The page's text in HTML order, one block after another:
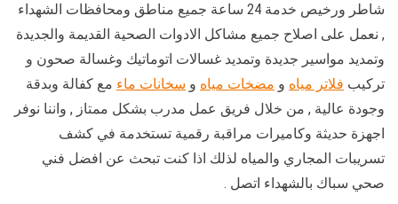
شاطر ورخيص خدمة 24 ساعة جميع مناطق ومحافظات الشهداء
, نعمل على اصلاح جميع مشاكل الادوات الصحية القديمة والجديدة
وتمديد مواسير جديدة وتمديد غسالات اتوماتيك وغسالة صحون و
تركيب فلاتر مياه و مضخات مياه و سخانات ماء مع كفالة وبدقة
وجودة عالية , من خلال فريق عمل مدرب بشكل ممتاز , واننا نوفر
اجهزة حديثة وكاميرات مراقبة رقمية تستخدمة في كشف
تسريبات المجاري والمياه لذلك اذا كنت تبحث عن افضل فني
صحي سباك بالشهداء اتصل .